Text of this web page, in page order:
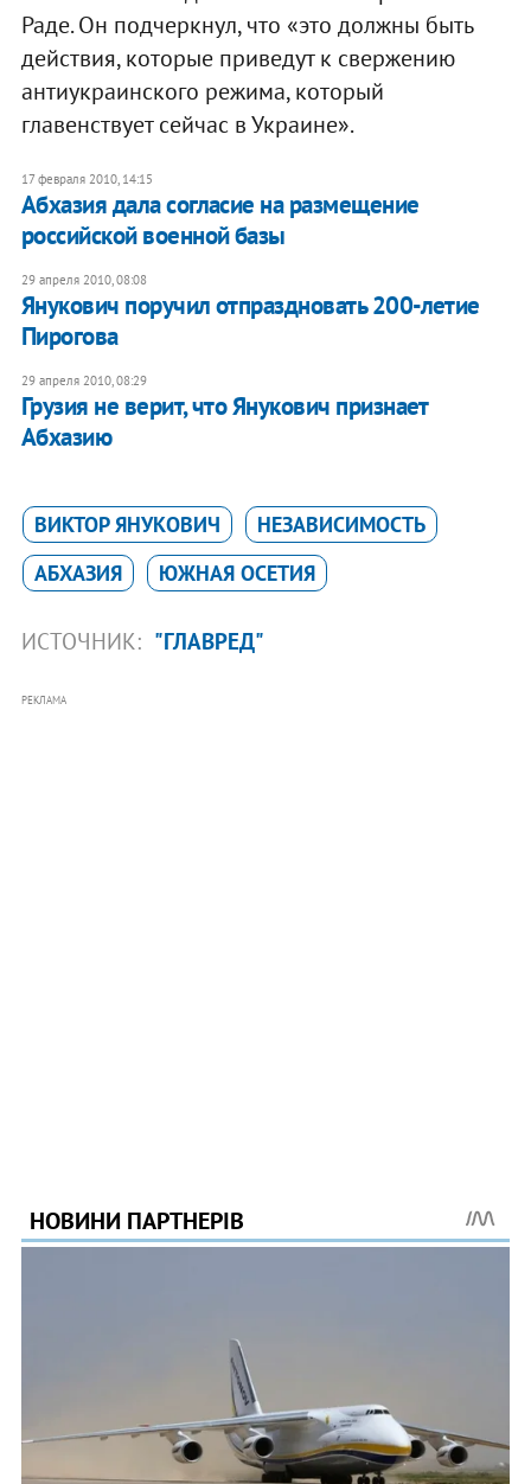
Раде. Он подчеркнул, что «это должны быть
действия, которые приведут к свержению
антиукраинского режима, который
главенствует сейчас в Украине».
17 февраля 2010, 14:15
Абхазия дала согласие на размещение
российской военной базы
29 апреля 2010, 08:08
Янукович поручил отпраздновать 200-летие
Пирогова
29 апреля 2010, 08:29
Грузия не верит, что Янукович признает
Абхазию
ВИКТОР ЯНУКОВИЧ
НЕЗАВИСИМОСТЬ
АБХАЗИЯ
ЮЖНАЯ ОСЕТИЯ
ИСТОЧНИК: "ГЛАВРЕД"
РЕКЛАМА